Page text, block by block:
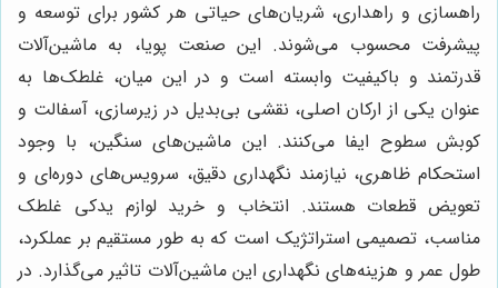
راهسازی و راهداری، شریان‌های حیاتی هر کشور برای توسعه و
پیشرفت محسوب می‌شوند. این صنعت پویا، به ماشین‌آلات
قدرتمند و باکیفیت وابسته است و در این میان، غلطک‌ها به
عنوان یکی از ارکان اصلی، نقشی بی‌بدیل در زیرسازی، آسفالت و
کوبش سطوح ایفا می‌کنند. این ماشین‌های سنگین، با وجود
استحکام ظاهری، نیازمند نگهداری دقیق، سرویس‌های دوره‌ای و
تعویض قطعات هستند. انتخاب و خرید لوازم یدکی غلطک
مناسب، تصمیمی استراتژیک است که به طور مستقیم بر عملکرد،
طول عمر و هزینه‌های نگهداری این ماشین‌آلات تاثیر می‌گذارد. در